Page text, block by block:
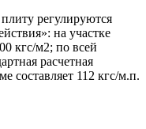
регулируются
на участке
кгс/м2; по всей
расчетная
составляет 112 кгс/м.п.